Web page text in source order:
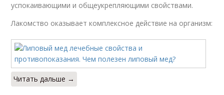
успокаивающими и общеукрепляющими свойствами.
Лакомство оказывает комплексное действие на организм:
Читать дальше →